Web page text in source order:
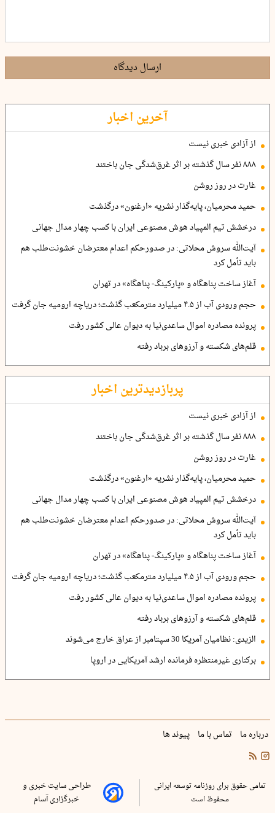
ارسال دیدگاه
آخرین اخبار
از آزادی خبری نیست
۸۸۸ نفر سال گذشته بر اثر غرق‌شدگی جان باختند
غارت در روز روشن
حمید محرمیان، پایه‌گذار نشریه «ارغنون» درگذشت
درخشش تیم المپیاد هوش مصنوعی ایران با کسب چهار مدال جهانی
آیت‌الله سروش محلاتی: در صدورحکم اعدام معترضان خشونت‌طلب هم
باید تأمل کرد
آغاز ساخت پناهگاه و «پارکینگ- پناهگاه» در تهران
حجم ورودی آب از ۴.۵ میلیارد مترمکعب گذشت؛ دریاچه ارومیه جان گرفت
پرونده مصادره اموال ساعدی‌نیا به دیوان عالی کشور رفت
قلم‌های شکسته و آرزوهای برباد رفته
پربازدیدترین اخبار
از آزادی خبری نیست
۸۸۸ نفر سال گذشته بر اثر غرق‌شدگی جان باختند
غارت در روز روشن
حمید محرمیان، پایه‌گذار نشریه «ارغنون» درگذشت
درخشش تیم المپیاد هوش مصنوعی ایران با کسب چهار مدال جهانی
آیت‌الله سروش محلاتی: در صدورحکم اعدام معترضان خشونت‌طلب هم
باید تأمل کرد
آغاز ساخت پناهگاه و «پارکینگ- پناهگاه» در تهران
حجم ورودی آب از ۴.۵ میلیارد مترمکعب گذشت؛ دریاچه ارومیه جان گرفت
پرونده مصادره اموال ساعدی‌نیا به دیوان عالی کشور رفت
قلم‌های شکسته و آرزوهای برباد رفته
الزیدی: نظامیان آمریکا 30 سپتامبر از عراق خارج می‌شوند
برکناری غیرمنتظره فرمانده ارشد آمریکایی در اروپا
درباره ما تماس با ما پیوند ها
تمامی حقوق برای روزنامه توسعه ایرانی
محفوظ است
طراحی سایت خبری و
خبرگزاری آسام